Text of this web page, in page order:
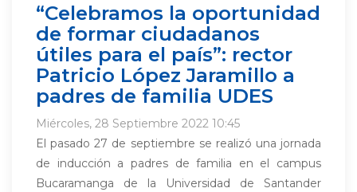
“Celebramos la oportunidad
de formar ciudadanos
útiles para el país”: rector
Patricio López Jaramillo a
padres de familia UDES
Miércoles, 28 Septiembre 2022 10:45
El pasado 27 de septiembre se realizó una jornada
de inducción a padres de familia en el campus
Bucaramanga de la Universidad de Santander